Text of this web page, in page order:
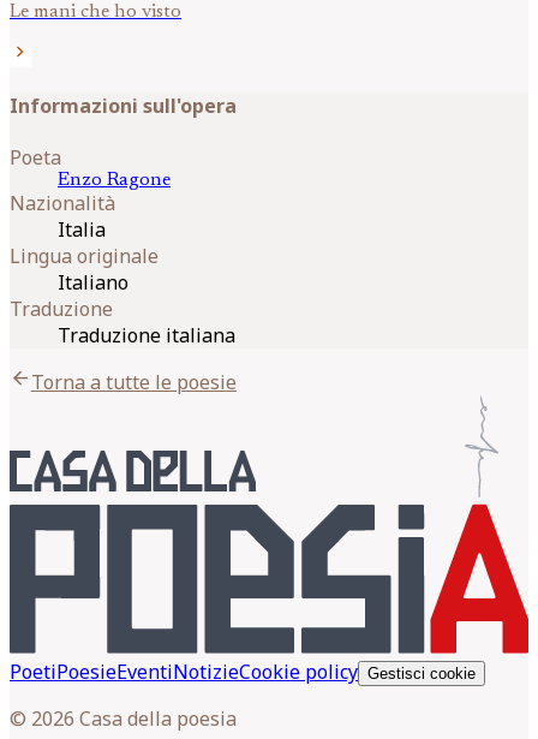
Le mani che ho visto
chevron_right
Informazioni sull'opera
Poeta
Enzo Ragone
Nazionalità
Italia
Lingua originale
Italiano
Traduzione
Traduzione italiana
arrow_backTorna a tutte le poesie
PoetiPoesieEventiNotizieCookie policy Gestisci cookie
© 2026 Casa della poesia